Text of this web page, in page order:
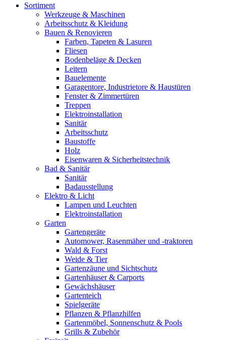
Sortiment
Werkzeuge & Maschinen
Arbeitsschutz & Kleidung
Bauen & Renovieren
Farben, Tapeten & Lasuren
Fliesen
Bodenbeläge & Decken
Leitern
Bauelemente
Garagentore, Industrietore & Haustüren
Fenster & Zimmertüren
Treppen
Elektroinstallation
Sanitär
Arbeitsschutz
Baustoffe
Holz
Eisenwaren & Sicherheitstechnik
Bad & Sanitär
Sanitär
Badausstellung
Elektro & Licht
Lampen und Leuchten
Elektroinstallation
Garten
Gartengeräte
Automower, Rasenmäher und -traktoren
Wald & Forst
Weide & Tier
Gartenzäune und Sichtschutz
Gartenhäuser & Carports
Gewächshäuser
Gartenteich
Spielgeräte
Pflanzen & Pflanzhilfen
Gartenmöbel, Sonnenschutz & Pools
Grills & Zubehör